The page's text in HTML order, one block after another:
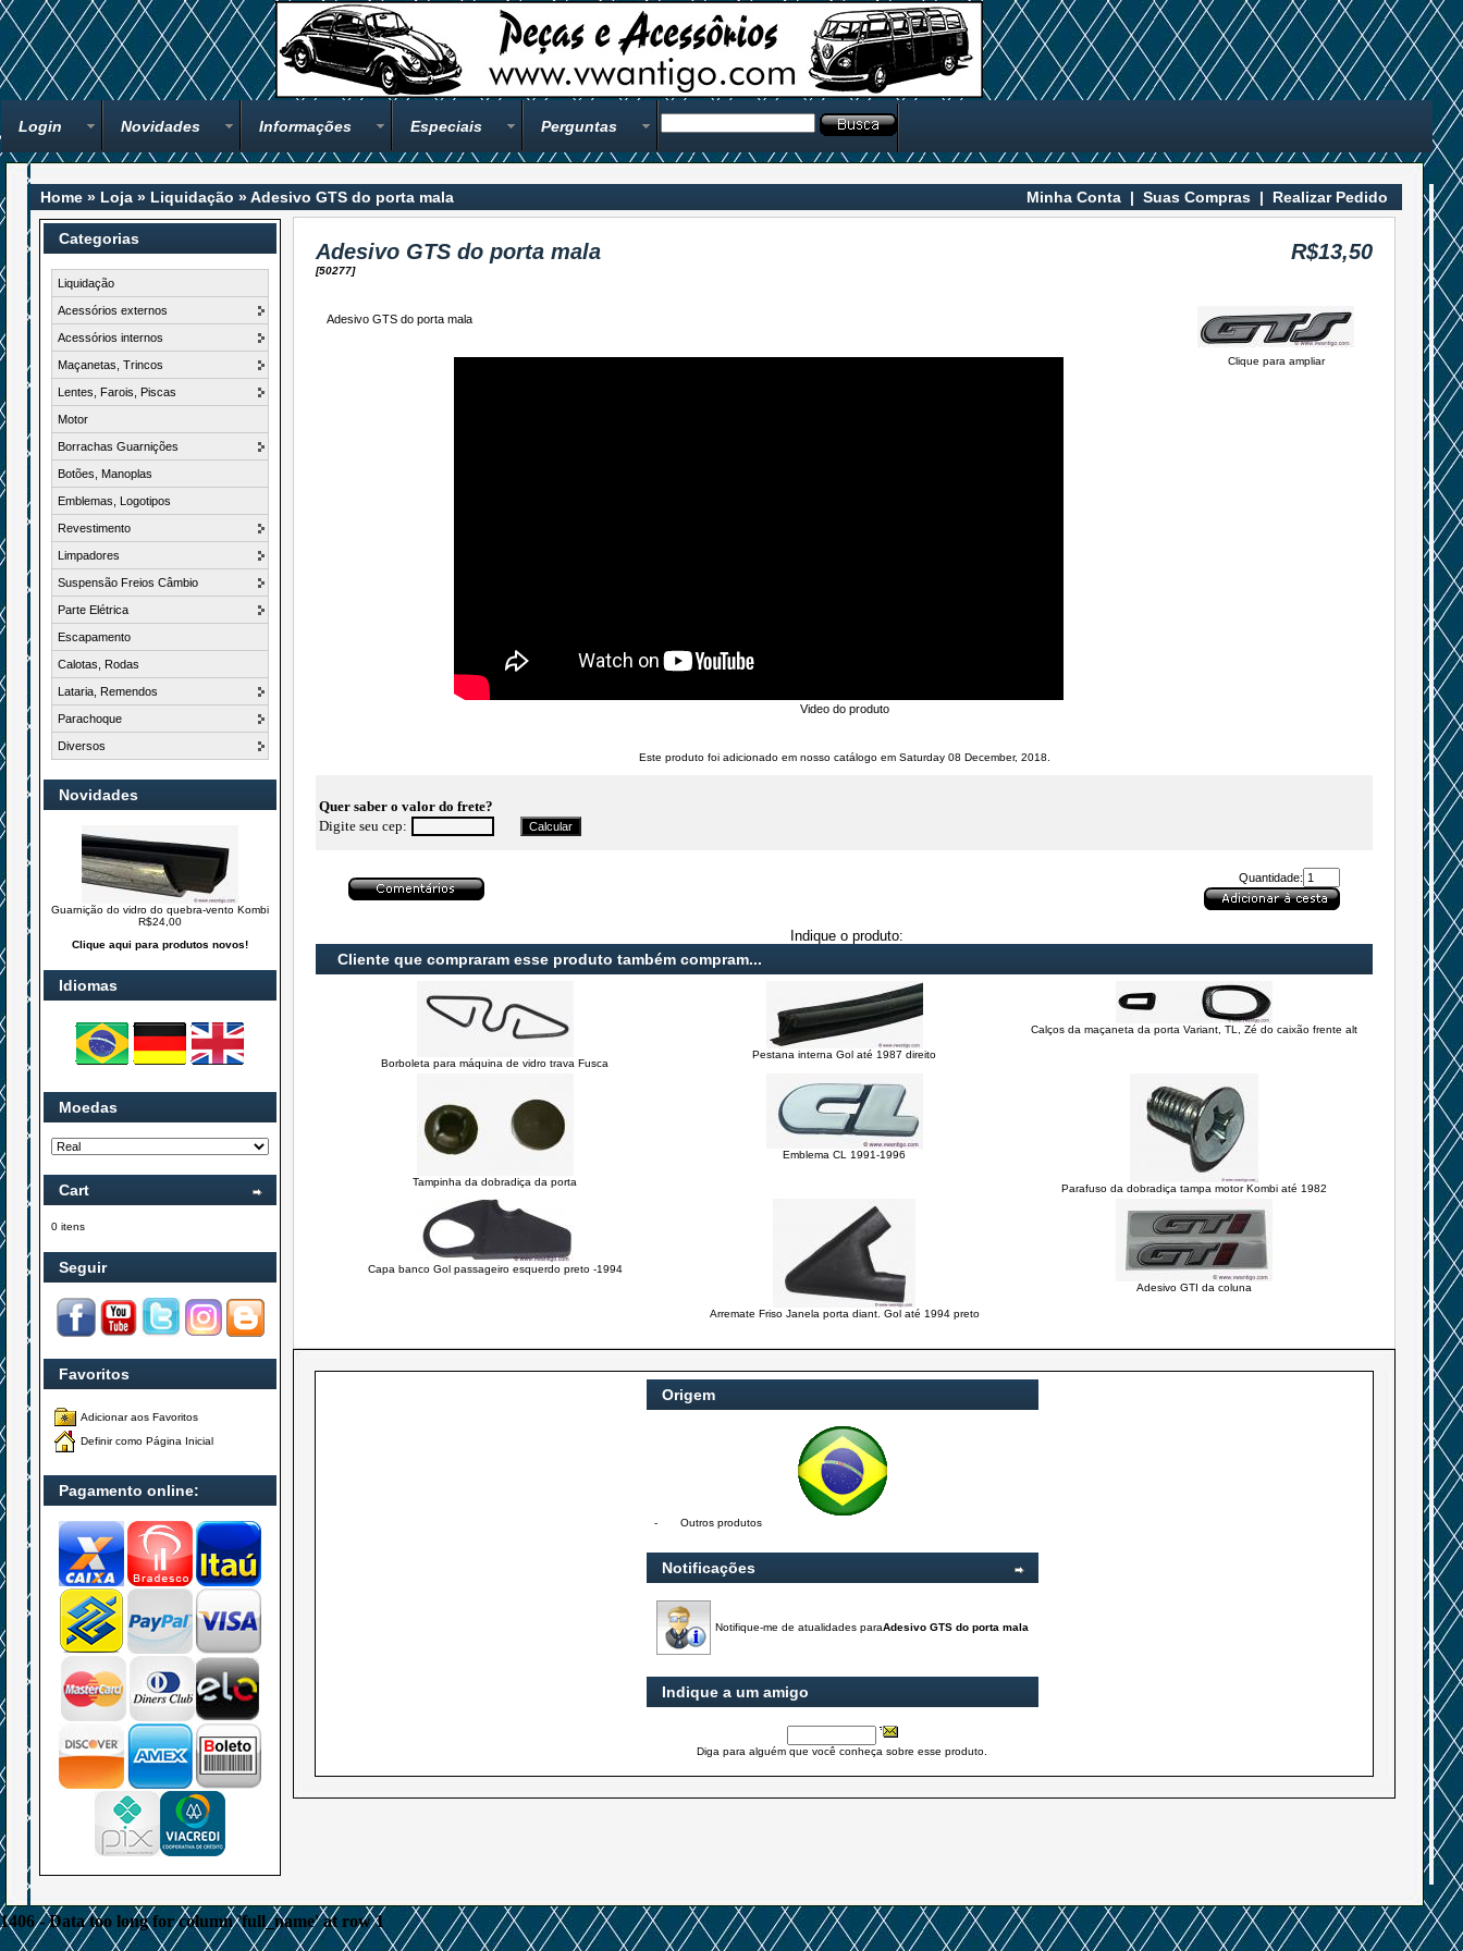
Login Novidades Informações Especiais Perguntas
Home » Loja » Liquidação »Adesivo GTS do porta mala Minha Conta | Suas Compras | Realizar Pedido
Categorias
Liquidação
Acessórios externos
Acessórios internos
Maçanetas, Trincos
Lentes, Farois, Piscas
Motor
Borrachas Guarnições
Botões, Manoplas
Emblemas, Logotipos
Revestimento
Limpadores
Suspensão Freios Câmbio
Parte Elétrica
Escapamento
Calotas, Rodas
Lataria, Remendos
Parachoque
Diversos
Novidades
Guarnição do vidro do quebra-vento Kombi
R$24,00
Clique aqui para produtos novos!
Idiomas
Moedas
Cart
0 itens
Seguir
Favoritos
Adicionar aos Favoritos
Definir como Página Inicial
Pagamento online:
Adesivo GTS do porta mala
[50277]
R$13,50
Clique para ampliar
Adesivo GTS do porta mala
Video do produto
Este produto foi adicionado em nosso catálogo em Saturday 08 December, 2018.
Quer saber o valor do frete?
Digite seu cep:
Quantidade:
Indique o produto:
Cliente que compraram esse produto também compram...
Borboleta para máquina de vidro trava Fusca
Pestana interna Gol até 1987 direito
Calços da maçaneta da porta Variant, TL, Zé do caixão frente alt
Tampinha da dobradiça da porta
Emblema CL 1991-1996
Parafuso da dobradiça tampa motor Kombi até 1982
Capa banco Gol passageiro esquerdo preto -1994
Arremate Friso Janela porta diant. Gol até 1994 preto
Adesivo GTI da coluna
Origem
- Outros produtos
Notificações
Notifique-me de atualidades paraAdesivo GTS do porta mala
Indique a um amigo
Diga para alguém que você conheça sobre esse produto.
1406 - Data too long for column 'full_name' at row 1